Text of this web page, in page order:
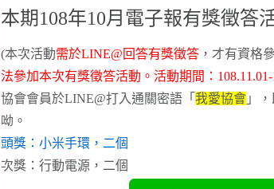
本期108年10月電子報有獎徵答
(本次活動需於LINE@回答有獎徵答 ，才有資格
法參加本次有獎徵答活動。活動期間：
協會會員於LINE@打入通關密語「 我愛協會 」
呦。
頭獎：小米手環，二個
次獎：行動電源，二個